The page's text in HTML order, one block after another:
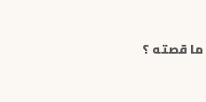
قصته ؟